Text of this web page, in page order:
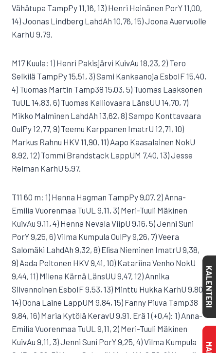
Vähätupa TampPy 11,16, 13) Henri Heinänen PorY 11,00,
14) Joonas Lindberg LahdAh 10,76, 15) Joona Auervuolle
KarhU 9,79.
M17 Kuula: 1) Henri Pakisjärvi KuivAu 18,23, 2) Tero
Selkilä TampPy 15,51, 3) Sami Kankaanoja EsboIF 15,40,
4) Tuomas Martin Tamp38 15,03, 5) Tuomas Laaksonen
TuUL 14,83, 6) Tuomas Kalliovaara LänsUU 14,70, 7)
Mikko Malminen LahdAh 13,62, 8) Sampo Konttavaara
OulPy 12,77, 9) Teemu Karppanen ImatrU 12,71, 10)
Markus Rahnu HKV 11,90, 11) Aapo Kaasalainen NokU
8,92, 12) Tommi Brandstack LappUM 7,40, 13) Jesse
Reiman KarhU 5,97.
T11 60 m: 1) Henna Hagman TampPy 9,07, 2) Anna-
Emilia Vuorenmaa TuUL 9,11, 3) Meri-Tuuli Mäkinen
KuivAu 9,11, 4) Henna Nevala ViipU 9,16, 5) Jenni Suni
PorY 9,25, 6) Vilma Kumpula OulPy 9,26, 7) Veera
Salomäki LahdAh 9,32, 8) Elisa Nieminen ImatrU 9,38,
9) Aada Peltonen HKV 9,41, 10) Katariina Venho NokU
9,44, 11) Milena Kärnä LänsUU 9,47, 12) Annika
Silvennoinen EsboIF 9,53, 13) Minttu Hukka KarhU 9,80,
14) Oona Laine LappUM 9,84, 15) Fanny Piuva Tamp38
9,84, 16) Maria Kytölä KeravU 9,91. Erä 1 (+0,4): 1) Anna-
Emilia Vuorenmaa TuUL 9,11, 2) Meri-Tuuli Mäkinen
KuivAu 9,11, 3) Jenni Suni PorY 9,25, 4) Vilma Kumpula
KALENTERI